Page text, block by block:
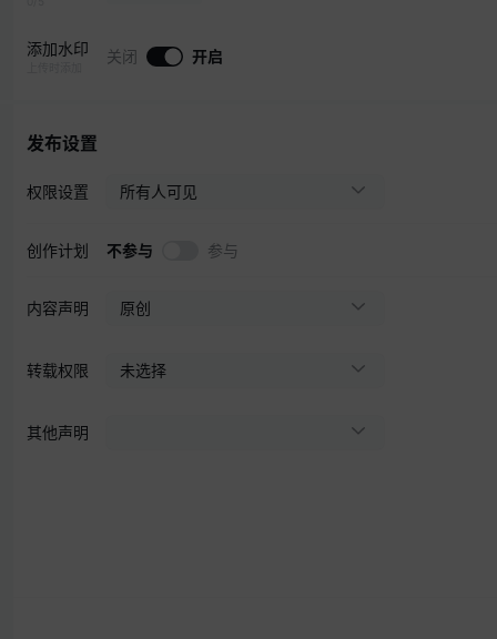
添加水印 关闭 开启
发布设置
权限设置 所有人可见
创作计划 不参与 参与
内容声明 原创
转载权限 未选择
其他声明